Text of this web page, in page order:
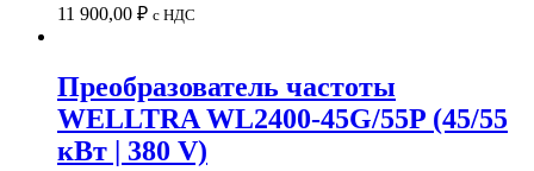
11 900,00 ₽ c НДС
Преобразователь частоты
WELLTRA WL2400-45G/55P (45/55
кВт | 380 V)